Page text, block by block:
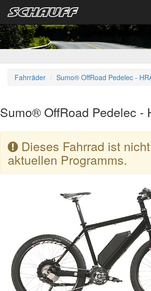
Fahrräder Sumo® OffRoad Pedelec -
Sumo® OffRoad Pedelec -
Dieses Fahrrad ist
aktuellen Programms.